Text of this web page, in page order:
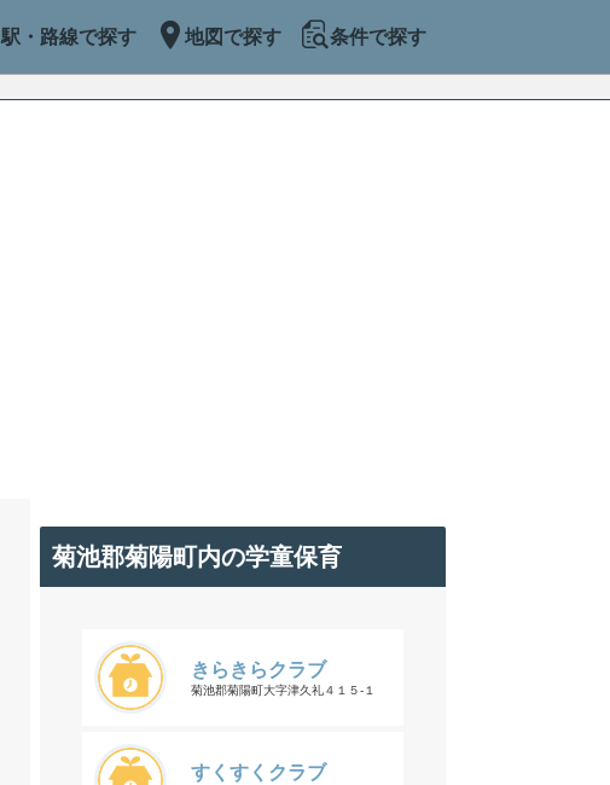
駅・路線で探す 地図で探す 条件で探す
菊池郡菊陽町内の学童保育
きらきらクラブ
菊池郡菊陽町大字津久礼４１５-１
すくすくクラブ